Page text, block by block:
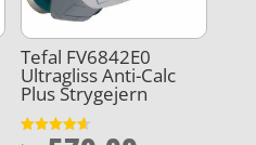
Tefal FV6842E0
Ultragliss Anti-Calc
Plus Strygejern